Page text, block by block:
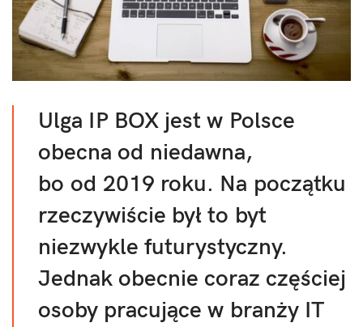
Ulga IP BOX jest w Polsce
obecna od niedawna,
bo od 2019 roku. Na początku
rzeczywiście był to byt
niezwykle futurystyczny.
Jednak obecnie coraz częściej
osoby pracujące w branży IT